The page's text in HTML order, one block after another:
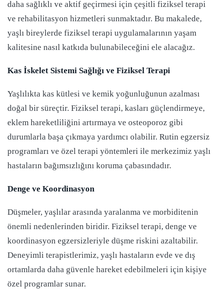
daha sağlıklı ve aktif geçirmesi için çeşitli fiziksel terapi
ve rehabilitasyon hizmetleri sunmaktadır. Bu makalede,
yaşlı bireylerde fiziksel terapi uygulamalarının yaşam
kalitesine nasıl katkıda bulunabileceğini ele alacağız.
Kas İskelet Sistemi Sağlığı ve Fiziksel Terapi
Yaşlılıkta kas kütlesi ve kemik yoğunluğunun azalması
doğal bir süreçtir. Fiziksel terapi, kasları güçlendirmeye,
eklem hareketliliğini artırmaya ve osteoporoz gibi
durumlarla başa çıkmaya yardımcı olabilir. Rutin egzersiz
programları ve özel terapi yöntemleri ile merkezimiz yaşlı
hastaların bağımsızlığını koruma çabasındadır.
Denge ve Koordinasyon
Düşmeler, yaşlılar arasında yaralanma ve morbiditenin
önemli nedenlerinden biridir. Fiziksel terapi, denge ve
koordinasyon egzersizleriyle düşme riskini azaltabilir.
Deneyimli terapistlerimiz, yaşlı hastaların evde ve dış
ortamlarda daha güvenle hareket edebilmeleri için kişiye
özel programlar sunar.